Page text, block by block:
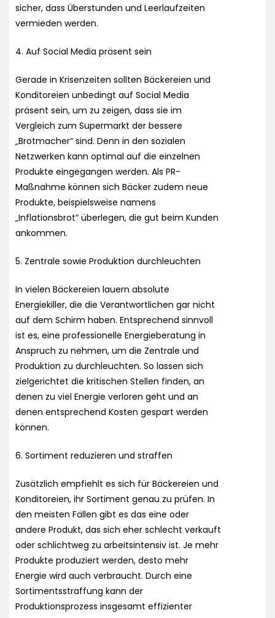
sicher, dass Überstunden und Leerlaufzeiten
vermieden werden.
4. Auf Social Media präsent sein
Gerade in Krisenzeiten sollten Bäckereien und
Konditoreien unbedingt auf Social Media
präsent sein, um zu zeigen, dass sie im
Vergleich zum Supermarkt der bessere
„Brotmacher“ sind. Denn in den sozialen
Netzwerken kann optimal auf die einzelnen
Produkte eingegangen werden. Als PR-
Maßnahme können sich Bäcker zudem neue
Produkte, beispielsweise namens
„Inflationsbrot“ überlegen, die gut beim Kunden
ankommen.
5. Zentrale sowie Produktion durchleuchten
In vielen Bäckereien lauern absolute
Energiekiller, die die Verantwortlichen gar nicht
auf dem Schirm haben. Entsprechend sinnvoll
ist es, eine professionelle Energieberatung in
Anspruch zu nehmen, um die Zentrale und
Produktion zu durchleuchten. So lassen sich
zielgerichtet die kritischen Stellen finden, an
denen zu viel Energie verloren geht und an
denen entsprechend Kosten gespart werden
können.
6. Sortiment reduzieren und straffen
Zusätzlich empfiehlt es sich für Bäckereien und
Konditoreien, ihr Sortiment genau zu prüfen. In
den meisten Fällen gibt es das eine oder
andere Produkt, das sich eher schlecht verkauft
oder schlichtweg zu arbeitsintensiv ist. Je mehr
Produkte produziert werden, desto mehr
Energie wird auch verbraucht. Durch eine
Sortimentsstraffung kann der
Produktionsprozess insgesamt effizienter